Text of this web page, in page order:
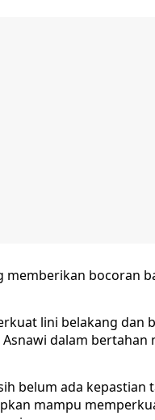
memberikan bocoran
lini belakang dan
dalam bertahan
belum ada kepastian
mampu